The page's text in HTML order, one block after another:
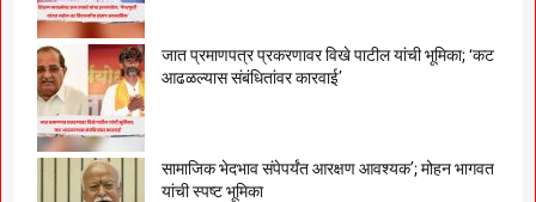
जात प्रमाणपत्र प्रकरणावर विखे पाटील यांची भूमिका; ‘कट
आढळल्यास संबंधितांवर कारवाई’
सामाजिक भेदभाव संपेपर्यंत आरक्षण आवश्यक’; मोहन भागवत
यांची स्पष्ट भूमिका